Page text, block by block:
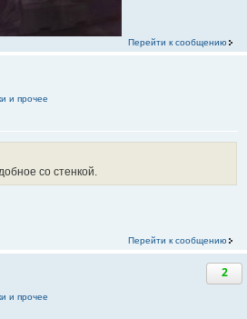
Перейти к сообщению
и прочее
со стенкой.
Перейти к сообщению
и прочее
2